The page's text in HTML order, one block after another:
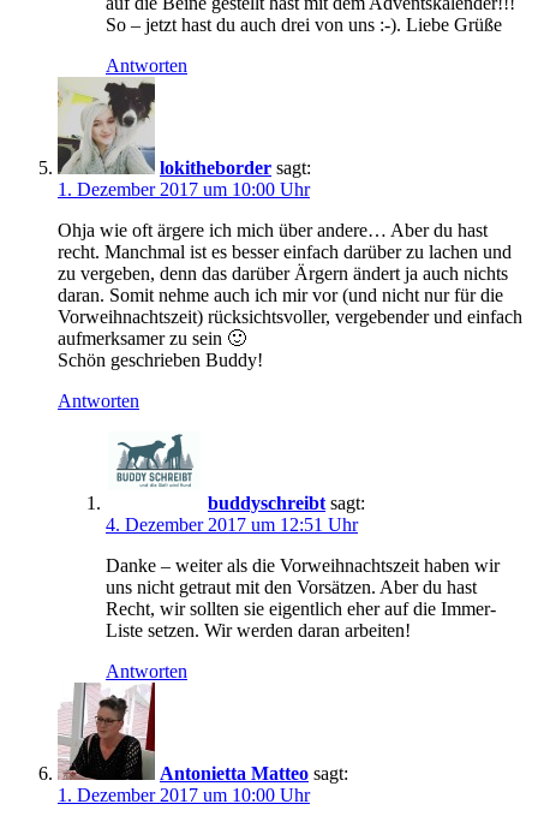
So – jetzt hast du auch drei von uns :-). Liebe Grüße
Antworten
lokitheborder sagt:
1. Dezember 2017 um 10:00 Uhr
Ohja wie oft ärgere ich mich über andere… Aber du hast
recht. Manchmal ist es besser einfach darüber zu lachen und
zu vergeben, denn das darüber Ärgern ändert ja auch nichts
daran. Somit nehme auch ich mir vor (und nicht nur für die
Vorweihnachtszeit) rücksichtsvoller, vergebender und einfach
aufmerksamer zu sein 🙂
Schön geschrieben Buddy!
Antworten
buddyschreibt sagt:
4. Dezember 2017 um 12:51 Uhr
Danke – weiter als die Vorweihnachtszeit haben wir
uns nicht getraut mit den Vorsätzen. Aber du hast
Recht, wir sollten sie eigentlich eher auf die Immer-
Liste setzen. Wir werden daran arbeiten!
Antworten
Antonietta Matteo sagt:
1. Dezember 2017 um 10:00 Uhr